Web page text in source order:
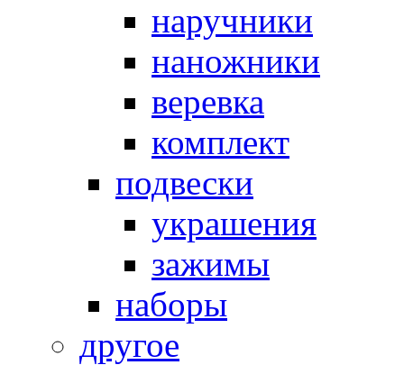
наручники
наножники
веревка
комплект
подвески
украшения
зажимы
наборы
другое